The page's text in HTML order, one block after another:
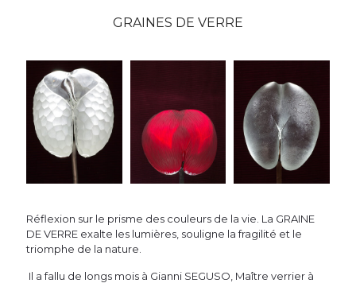
GRAINES DE VERRE
Réflexion sur le prisme des couleurs de la vie. La GRAINE
DE VERRE exalte les lumières, souligne la fragilité et le
triomphe de la nature.
Il a fallu de longs mois à Gianni SEGUSO, Maître verrier à